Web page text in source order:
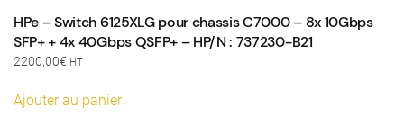
HPe – Switch 6125XLG pour chassis C7000 – 8x 10Gbps
SFP+ + 4x 40Gbps QSFP+ – HP/N : 737230-B21
2200,00€ HT
Ajouter au panier